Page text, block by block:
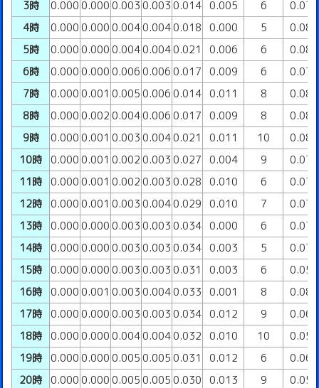
3時
0.000 0.000 0.003 0.003 0.014 0.005 6
0.07
4時
0.000 0.000 0.0040.0040.018 0.000 5
0.08
5時
0.000 0.000 0.0040.0040.021 0.006 6
0.08
6時
0.000 0.000 0.006 0.006 0.017 0.009 6
0.07
7時
0.000 0.001 0.005 0.006 0.014 0.011 8
0.08
8時
0.000 0.002 0.0040.006 0.017 0.009 8
0.08
9時
0.000 0.001 0.003 0.0040.021 0.011 10
0.08
10時 0.000 0.001 0.002 0.003 0.027 0.004 9
0.07
11時 0.000 0.001 0.002 0.003 0.028 0.010 6
0.07
12時 0.000 0.001 0.003 0.0040.029 0.010 7
0.07
13時 0.000 0.000 0.003 0.003 0.034 0.000 6
0.07
14時 0.000 0.000 0.003 0.003 0.034 0.003 5
0.07
15時 0.000 0.000 0.003 0.003 0.031 0.003 6
0.05
16時 0.000 0.001 0.003 0.0040.033 0.001 8
0.08
17時 0.000 0.000 0.003 0.003 0.034 0.012 9
0.06
18時 0.000 0.000 0.0040.0040.032 0.010 10
0.05
19時 0.000 0.000 0.005 0.005 0.031 0.012 6
0.06
20時 0.000 0.000 0.005 0.005 0.030 0.013 9
0.05